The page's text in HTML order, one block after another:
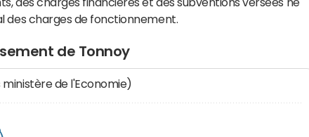
des charges financières et des subventions versées ne
des charges de fonctionnement.
de Tonnoy
ministère de l'Economie)